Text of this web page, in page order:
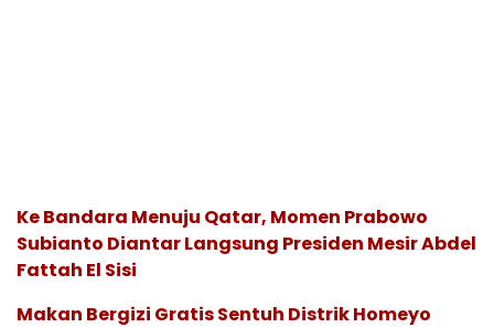
Ke Bandara Menuju Qatar, Momen Prabowo
Subianto Diantar Langsung Presiden Mesir Abdel
Fattah El Sisi
Makan Bergizi Gratis Sentuh Distrik Homeyo